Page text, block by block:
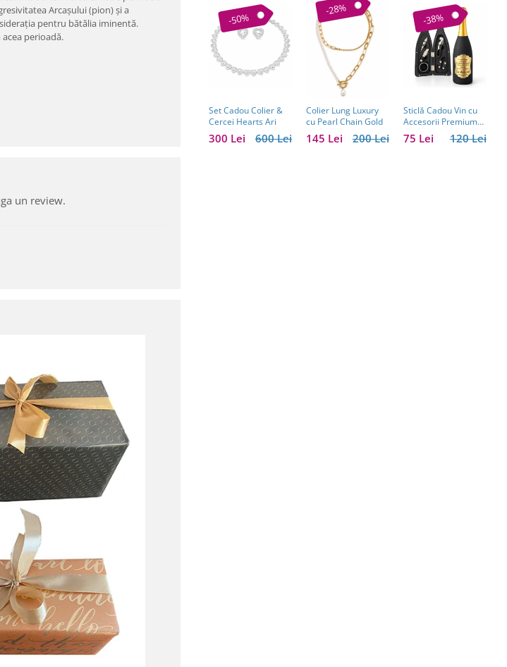
Arcașului (pion) și a
pentru bătălia iminentă.
perioadă.
un review.
-50%
Set Cadou Colier &
Cercei Hearts Ari
600 Lei
300 Lei
-28%
Colier Lung Luxury
cu Pearl Chain Gold
200 Lei
145 Lei
-38%
Sticlă Cadou Vin cu
Accesorii Premium
Personalizată – Set
Elegant pentru120 Lei
75 Lei